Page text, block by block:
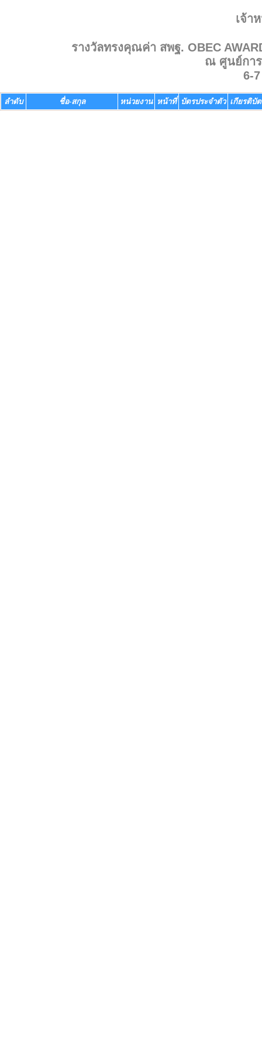
เจ้า
รางวัลทรงคุณค่า สพฐ. OBEC
ณ ศูนย์การ
6-
ลำดับ ชื่อ-สกุล หน่วยงาน หน้าที่ บัตรประจำตัว เกียรติบั